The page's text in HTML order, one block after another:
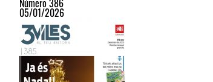
Número 386
05/01/2026